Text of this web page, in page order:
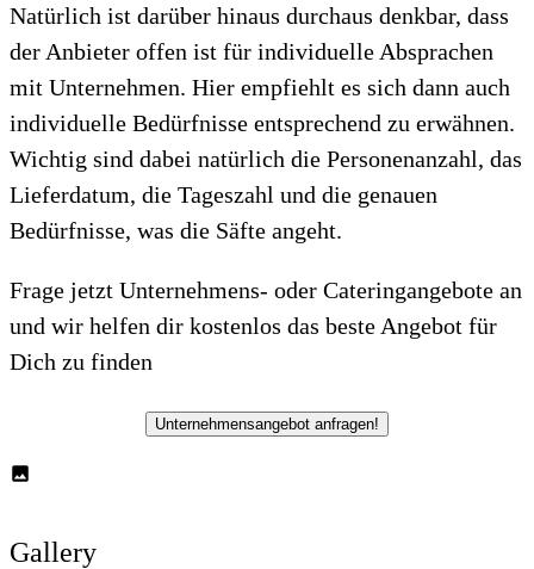
Natürlich ist darüber hinaus durchaus denkbar, dass
der Anbieter offen ist für individuelle Absprachen
mit Unternehmen. Hier empfiehlt es sich dann auch
individuelle Bedürfnisse entsprechend zu erwähnen.
Wichtig sind dabei natürlich die Personenanzahl, das
Lieferdatum, die Tageszahl und die genauen
Bedürfnisse, was die Säfte angeht.
Frage jetzt Unternehmens- oder Cateringangebote an
und wir helfen dir kostenlos das beste Angebot für
Dich zu finden
Unternehmensangebot anfragen!
Gallery